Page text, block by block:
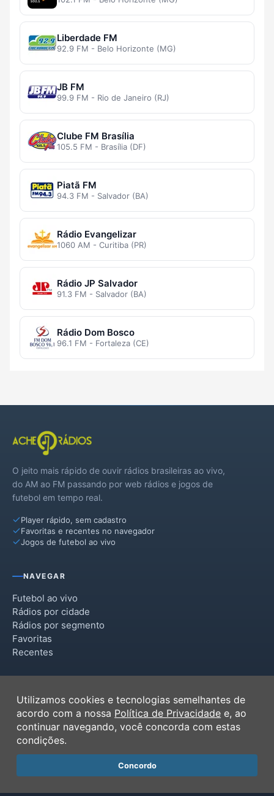
Liberdade FM
92.9 FM - Belo Horizonte (MG)
JB FM
99.9 FM - Rio de Janeiro (RJ)
Clube FM Brasília
105.5 FM - Brasília (DF)
Piatã FM
94.3 FM - Salvador (BA)
Rádio Evangelizar
1060 AM - Curitiba (PR)
Rádio JP Salvador
91.3 FM - Salvador (BA)
Rádio Dom Bosco
96.1 FM - Fortaleza (CE)
O jeito mais rápido de ouvir rádios brasileiras ao vivo,
do AM ao FM passando por web rádios e jogos de
futebol em tempo real.
Player rápido, sem cadastro
Favoritas e recentes no navegador
Jogos de futebol ao vivo
NAVEGAR
Futebol ao vivo
Rádios por cidade
Rádios por segmento
Favoritas
Recentes
Termos de Uso
Política de Privacidade
Ferramentas
Contato
Utilizamos cookies e tecnologias semelhantes de
acordo com a nossa Política de Privacidade e, ao
continuar navegando, você concorda com estas
condições.
Concordo